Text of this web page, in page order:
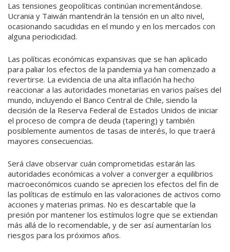
Las tensiones geopolíticas continúan incrementándose.
Ucrania y Taiwán mantendrán la tensión en un alto nivel,
ocasionando sacudidas en el mundo y en los mercados con
alguna periodicidad.
Las políticas económicas expansivas que se han aplicado
para paliar los efectos de la pandemia ya han comenzado a
revertirse. La evidencia de una alta inflación ha hecho
reaccionar a las autoridades monetarias en varios países del
mundo, incluyendo el Banco Central de Chile, siendo la
decisión de la Reserva Federal de Estados Unidos de iniciar
el proceso de compra de deuda (tapering) y también
posiblemente aumentos de tasas de interés, lo que traerá
mayores consecuencias.
Será clave observar cuán comprometidas estarán las
autoridades económicas a volver a converger a equilibrios
macroeconómicos cuando se aprecien los efectos del fin de
las políticas de estímulo en las valoraciones de activos como
acciones y materias primas. No es descartable que la
presión por mantener los estímulos logre que se extiendan
más allá de lo recomendable, y de ser así aumentarían los
riesgos para los próximos años.